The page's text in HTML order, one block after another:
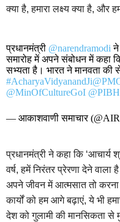
क्या है, हमारा लक्ष्य क्या है, और
प्रधानमंत्री @narendramodi ने
समारोह में अपने संबोधन में कहा
सभ्यता है। भारत ने मानवता की
#AcharyaVidyanandJi
@MinOfCultureGoI
— आकाशवाणी समाचार
प्रधानमंत्री ने कहा कि ‘आचार्य
वर्ष, हमें निरंतर प्रेरणा देने
अपने जीवन में आत्मसात तो
कार्यों को हम आगे बढ़ाएं, ये भी
देश को गुलामी की मानसिकता से